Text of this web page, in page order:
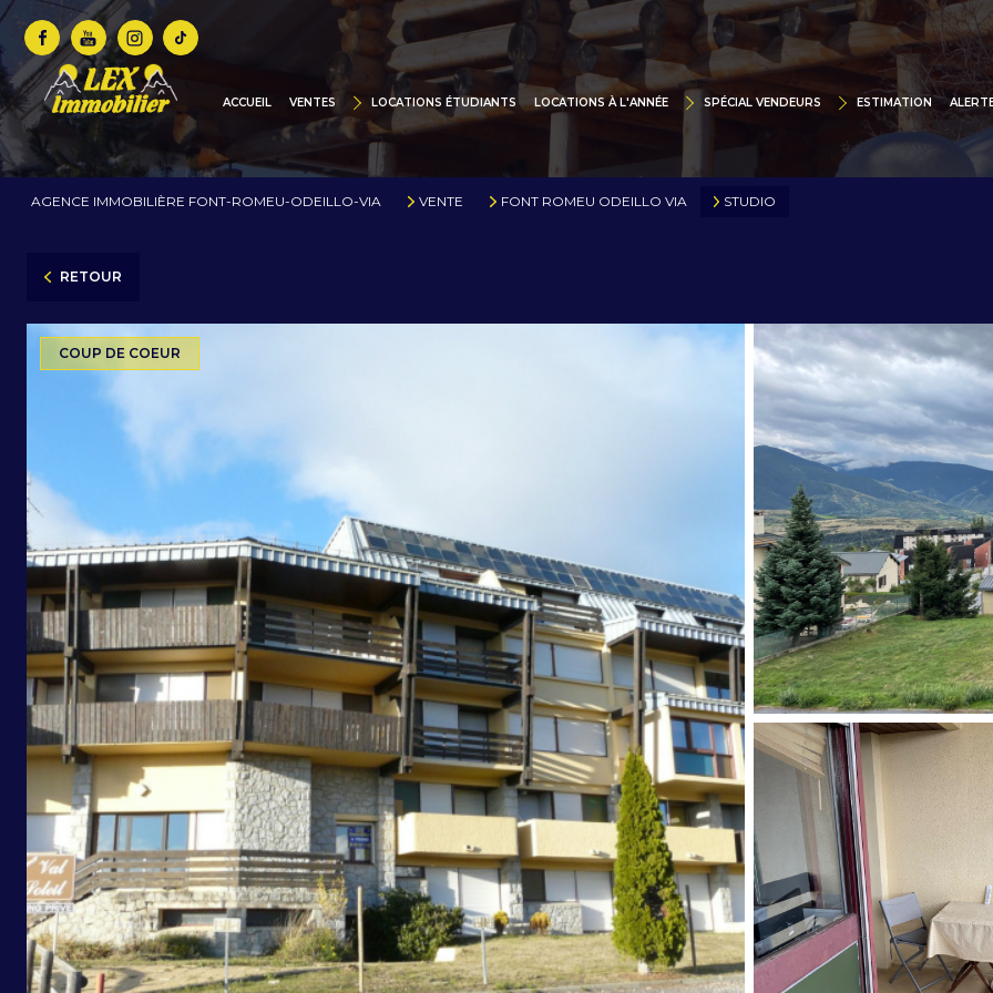
ACCUEIL VENTES
MAISONS / CHALETS
BIENS DE PRESTIGE
CHALETS NEUFS / CONSTRUCTIONS
TERRAINS
COMMERCES
MAISONS / VILLAS
L'IMMOBILIER À BEAUSOLEIL ET LE LITTORAL
LOCATIONS ÉTUDIANTS LOCATIONS À L'ANNÉE
LOCATIONS À L'ANNÉE
CHALETS SPÉCIAL VENDEURS
SPÉCIAL VENDEURS
VITRINE DIGITALE
SUPPORTS PUBLICITAIRES
POURQUOI LEX IMMOBILIER
VENDUS DERNIEREMENT
ESTIMATION
AGENCE IMMOBILIÈRE FONT-ROMEU-ODEILLO-VIA VENTE FONT ROMEU ODEILLO VIA STUDIO
RETOUR
COUP DE COEUR